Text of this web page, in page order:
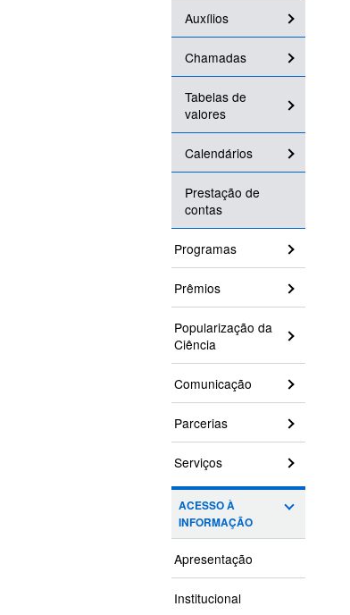
Auxílios
Chamadas
Tabelas de
valores
Calendários
Prestação de
contas
Programas
Prêmios
Popularização da
Ciência
Comunicação
Parcerias
Serviços
ACESSO À
INFORMAÇÃO
Apresentação
Institucional